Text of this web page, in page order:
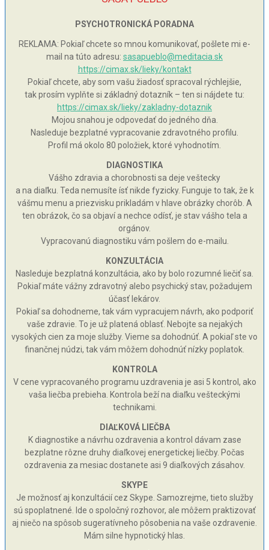
PSYCHOTRONICKÁ PORADNA
REKLAMA: Pokiaľ chcete so mnou komunikovať, pošlete mi e-
mail na túto adresu: sasapueblo@meditacia.sk
https://cimax.sk/lieky/kontakt
Pokiaľ chcete, aby som vašu žiadosť spracoval rýchlejšie,
tak prosím vyplňte si základný dotazník – ten si nájdete tu:
https://cimax.sk/lieky/zakladny-dotaznik
Mojou snahou je odpovedať do jedného dňa.
Nasleduje bezplatné vypracovanie zdravotného profilu.
Profil má okolo 80 položiek, ktoré vyhodnotím.
DIAGNOSTIKA
Vášho zdravia a chorobnosti sa deje veštecky
a na diaľku. Teda nemusíte ísť nikde fyzicky. Funguje to tak, že k
vášmu menu a priezvisku prikladám v hlave obrázky chorôb. A
ten obrázok, čo sa objaví a nechce odísť, je stav vášho tela a
orgánov.
Vypracovanú diagnostiku vám pošlem do e-mailu.
KONZULTÁCIA
Nasleduje bezplatná konzultácia, ako by bolo rozumné liečiť sa.
Pokiaľ máte vážny zdravotný alebo psychický stav, požadujem
účasť lekárov.
Pokiaľ sa dohodneme, tak vám vypracujem návrh, ako podporiť
vaše zdravie. To je už platená oblasť. Nebojte sa nejakých
vysokých cien za moje služby. Vieme sa dohodnúť. A pokiaľ ste vo
finančnej núdzi, tak vám môžem dohodnúť nízky poplatok.
KONTROLA
V cene vypracovaného programu uzdravenia je asi 5 kontrol, ako
vaša liečba prebieha. Kontrola beží na diaľku vešteckými
technikami.
DIAĽKOVÁ LIEČBA
K diagnostike a návrhu ozdravenia a kontrol dávam zase
bezplatne rôzne druhy diaľkovej energetickej liečby. Počas
ozdravenia za mesiac dostanete asi 9 diaľkových zásahov.
SKYPE
Je možnosť aj konzultácií cez Skype. Samozrejme, tieto služby
sú spoplatnené. Ide o spoločný rozhovor, ale môžem praktizovať
aj niečo na spôsob sugeratívneho pôsobenia na vaše ozdravenie.
Mám silne hypnotický hlas.